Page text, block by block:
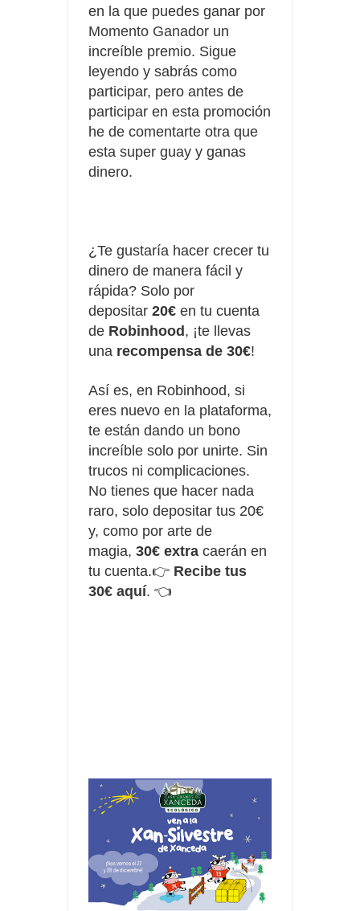
en la que puedes ganar por
Momento Ganador un
increíble premio. Sigue
leyendo y sabrás como
participar, pero antes de
participar en esta promoción
he de comentarte otra que
esta super guay y ganas
dinero.
¿Te gustaría hacer crecer tu
dinero de manera fácil y
rápida? Solo por
depositar 20€ en tu cuenta
de Robinhood, ¡te llevas
una recompensa de 30€!
Así es, en Robinhood, si
eres nuevo en la plataforma,
te están dando un bono
increíble solo por unirte. Sin
trucos ni complicaciones.
No tienes que hacer nada
raro, solo depositar tus 20€
y, como por arte de
magia, 30€ extra caerán en
tu cuenta.👉 Recibe tus
30€ aquí. 👈